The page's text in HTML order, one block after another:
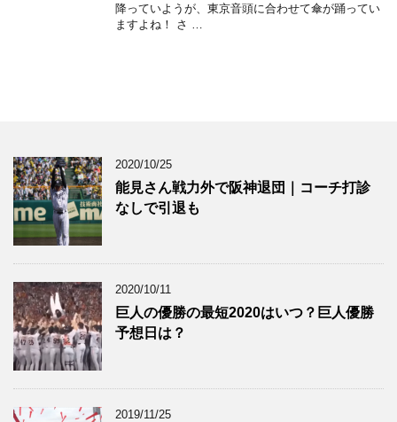
降っていようが、東京音頭に合わせて傘が踊ってい
ますよね！ さ …
2020/10/25
能見さん戦力外で阪神退団｜コーチ打診
なしで引退も
2020/10/11
巨人の優勝の最短2020はいつ？巨人優勝
予想日は？
2019/11/25